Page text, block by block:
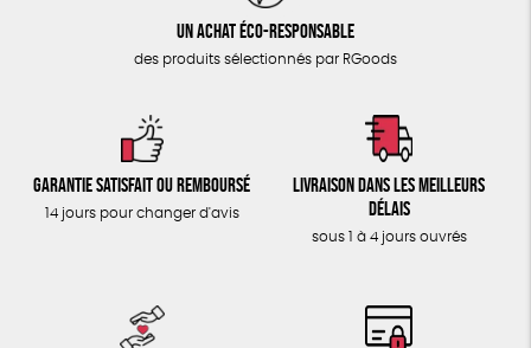
Un achat éco-responsable
des produits sélectionnés par RGoods
Garantie satisfait ou remboursé
14 jours pour changer d'avis
Livraison dans les meilleurs
délais
sous 1 à 4 jours ouvrés